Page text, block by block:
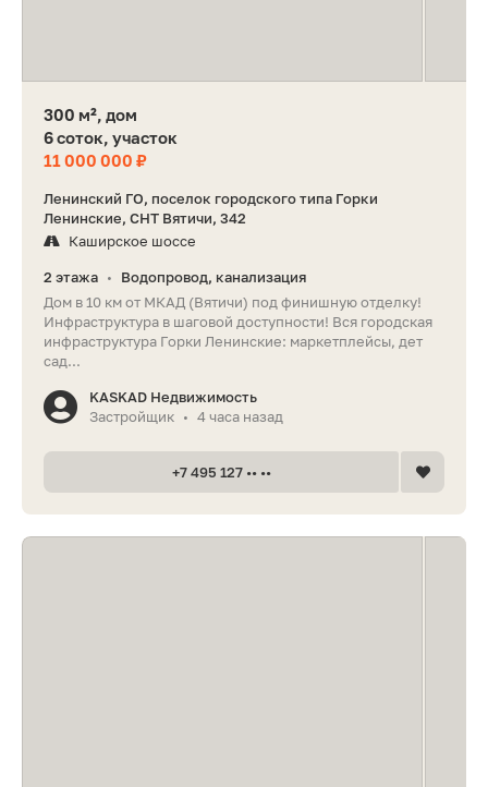
300 м², дом
6 соток, участок
11 000 000 ₽
Ленинский ГО, поселок городского типа Горки
Ленинские, СНТ Вятичи, 342
Каширское шоссе
2 этажа •
Водопровод, канализация
Дом в 10 км от МКАД (Вятичи) под финишную отделку!
Инфраструктура в шаговой доступности! Вся городская
инфраструктура Горки Ленинские: маркетплейсы, дет
сад...
KASKAD Недвижимость
Застройщик • 4 часа назад
+7 495 127 •• ••